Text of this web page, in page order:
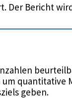
Der Bericht
quantitative
geben.